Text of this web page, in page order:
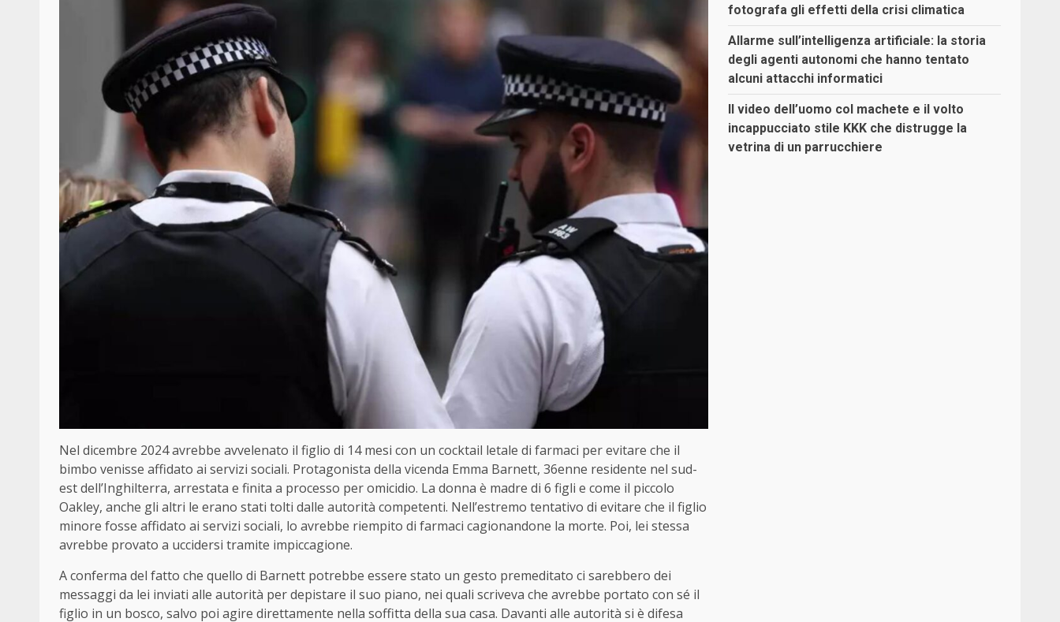
Nel dicembre 2024 avrebbe avvelenato il figlio di 14 mesi con un cocktail letale di farmaci per evitare che il
bimbo venisse affidato ai servizi sociali. Protagonista della vicenda Emma Barnett, 36enne residente nel sud-
est dell’Inghilterra, arrestata e finita a processo per omicidio. La donna è madre di 6 figli e come il piccolo
Oakley, anche gli altri le erano stati tolti dalle autorità competenti. Nell’estremo tentativo di evitare che il figlio
minore fosse affidato ai servizi sociali, lo avrebbe riempito di farmaci cagionandone la morte. Poi, lei stessa
avrebbe provato a uccidersi tramite impiccagione.
A conferma del fatto che quello di Barnett potrebbe essere stato un gesto premeditato ci sarebbero dei
messaggi da lei inviati alle autorità per depistare il suo piano, nei quali scriveva che avrebbe portato con sé il
figlio in un bosco, salvo poi agire direttamente nella soffitta della sua casa. Davanti alle autorità si è difesa
fotografa gli effetti della crisi climatica
Allarme sull’intelligenza artificiale: la storia
degli agenti autonomi che hanno tentato
alcuni attacchi informatici
Il video dell’uomo col machete e il volto
incappucciato stile KKK che distrugge la
vetrina di un parrucchiere